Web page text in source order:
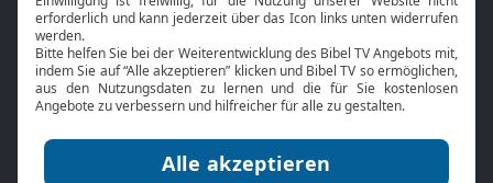
Bibel TV
Über uns
Jobs
Mediadaten
Service
Kontakt
TV-Empfang